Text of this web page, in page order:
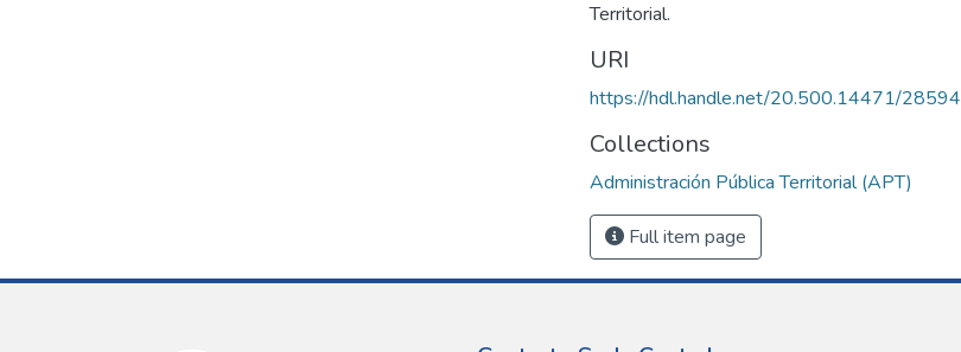
Territorial.
URI
https://hdl.handle.net/20.500.14471/28594
Collections
Administración Pública Territorial (APT)
Full item page